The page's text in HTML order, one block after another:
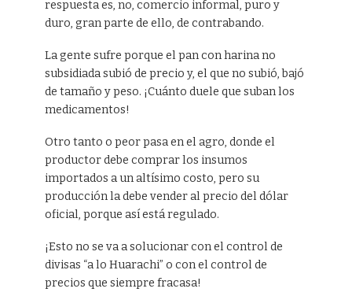
respuesta es, no, comercio informal, puro y
duro, gran parte de ello, de contrabando.
La gente sufre porque el pan con harina no
subsidiada subió de precio y, el que no subió, bajó
de tamaño y peso. ¡Cuánto duele que suban los
medicamentos!
Otro tanto o peor pasa en el agro, donde el
productor debe comprar los insumos
importados a un altísimo costo, pero su
producción la debe vender al precio del dólar
oficial, porque así está regulado.
¡Esto no se va a solucionar con el control de
divisas “a lo Huarachi” o con el control de
precios que siempre fracasa!